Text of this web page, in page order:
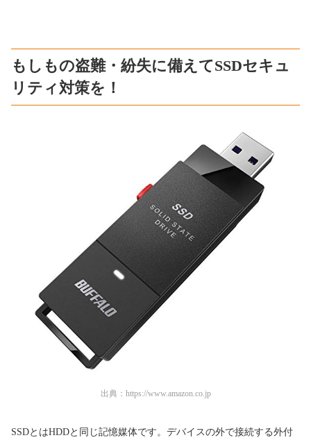
もしもの盗難・紛失に備えてSSDセキュ
リティ対策を！
出典： https://www.amazon.co.jp
SSDとはHDDと同じ記憶媒体です。デバイスの外で接続する外付